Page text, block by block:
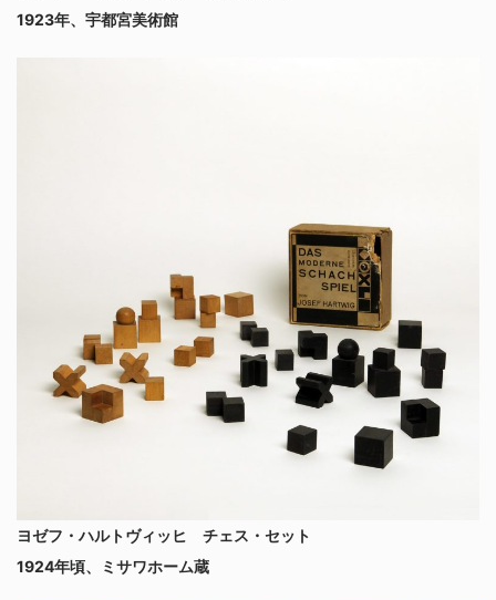
1923年、宇都宮美術館
ヨゼフ・ハルトヴィッヒ チェス・セット
1924年頃、ミサワホーム蔵